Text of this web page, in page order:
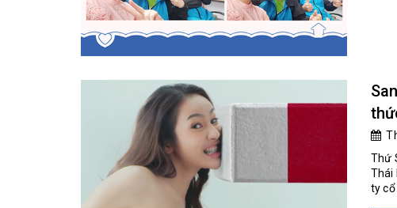
Thứ
Thái
ty